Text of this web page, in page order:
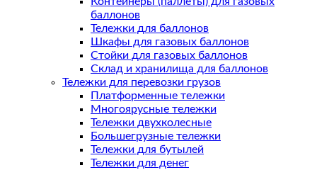
баллонов
Тележки для баллонов
Шкафы для газовых баллонов
Стойки для газовых баллонов
Склад и хранилища для баллонов
Тележки для перевозки грузов
Платформенные тележки
Многоярусные тележки
Тележки двухколесные
Большегрузные тележки
Тележки для бутылей
Тележки для денег